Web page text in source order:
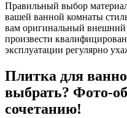
Правильный выбор
вашей ванной комнаты
вам оригинальный внешний
произвести
эксплуатации регулярно
Плитка для
выбрать? Фото-
сочетанию!